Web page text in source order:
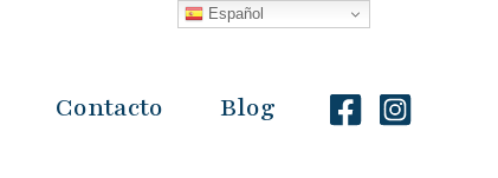
Contacto Blog
Español